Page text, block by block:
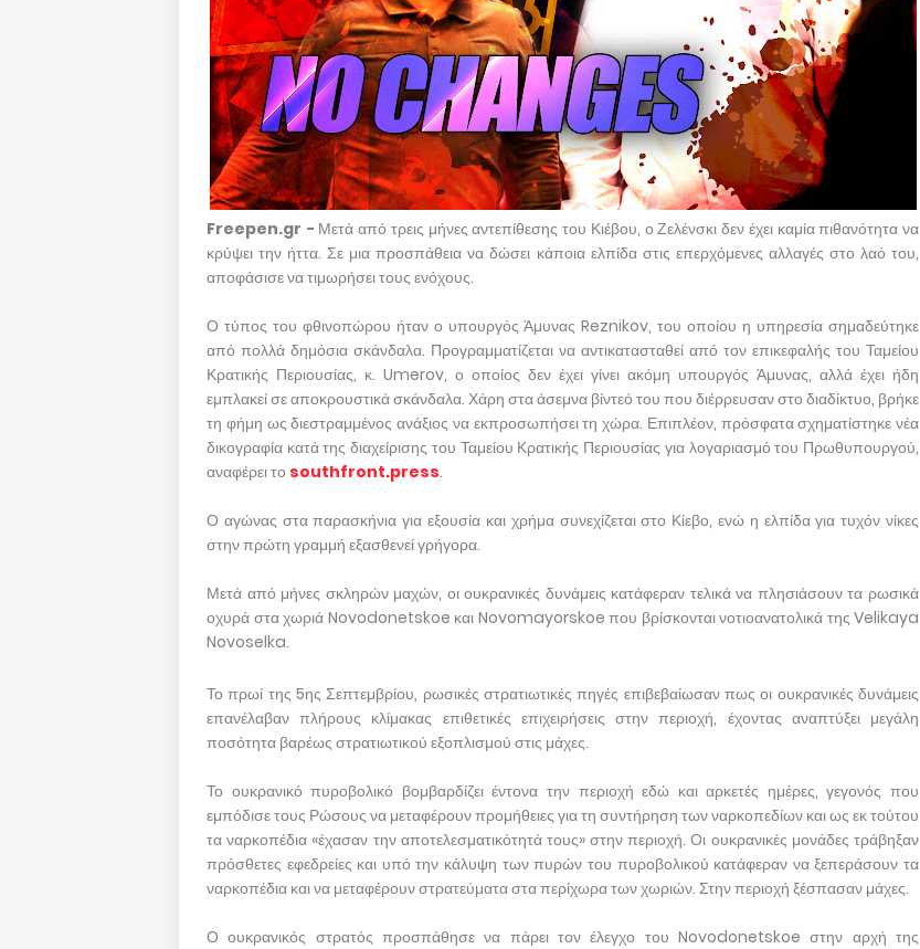
Freepen.gr - Μετά από τρεις μήνες αντεπίθεσης του Κιέβου, ο Ζελένσκι δεν έχει καμία πιθανότητα να
κρύψει την ήττα. Σε μια προσπάθεια να δώσει κάποια ελπίδα στις επερχόμενες αλλαγές στο λαό του,
αποφάσισε να τιμωρήσει τους ενόχους.
Ο τύπος του φθινοπώρου ήταν ο υπουργός Άμυνας Reznikov, του οποίου η υπηρεσία σημαδεύτηκε
από πολλά δημόσια σκάνδαλα. Προγραμματίζεται να αντικατασταθεί από τον επικεφαλής του Ταμείου
Κρατικής Περιουσίας, κ. Umerov, ο οποίος δεν έχει γίνει ακόμη υπουργός Άμυνας, αλλά έχει ήδη
εμπλακεί σε αποκρουστικά σκάνδαλα. Χάρη στα άσεμνα βίντεό του που διέρρευσαν στο διαδίκτυο, βρήκε
τη φήμη ως διεστραμμένος ανάξιος να εκπροσωπήσει τη χώρα. Επιπλέον, πρόσφατα σχηματίστηκε νέα
δικογραφία κατά της διαχείρισης του Ταμείου Κρατικής Περιουσίας για λογαριασμό του Πρωθυπουργού,
αναφέρει το southfront.press.
Ο αγώνας στα παρασκήνια για εξουσία και χρήμα συνεχίζεται στο Κίεβο, ενώ η ελπίδα για τυχόν νίκες
στην πρώτη γραμμή εξασθενεί γρήγορα.
Μετά από μήνες σκληρών μαχών, οι ουκρανικές δυνάμεις κατάφεραν τελικά να πλησιάσουν τα ρωσικά
οχυρά στα χωριά Novodonetskoe και Novomayorskoe που βρίσκονται νοτιοανατολικά της Velikaya
Novoselka.
Το πρωί της 5ης Σεπτεμβρίου, ρωσικές στρατιωτικές πηγές επιβεβαίωσαν πως οι ουκρανικές δυνάμεις
επανέλαβαν πλήρους κλίμακας επιθετικές επιχειρήσεις στην περιοχή, έχοντας αναπτύξει μεγάλη
ποσότητα βαρέως στρατιωτικού εξοπλισμού στις μάχες.
Το ουκρανικό πυροβολικό βομβαρδίζει έντονα την περιοχή εδώ και αρκετές ημέρες, γεγονός που
εμπόδισε τους Ρώσους να μεταφέρουν προμήθειες για τη συντήρηση των ναρκοπεδίων και ως εκ τούτου
τα ναρκοπέδια «έχασαν την αποτελεσματικότητά τους» στην περιοχή. Οι ουκρανικές μονάδες τράβηξαν
πρόσθετες εφεδρείες και υπό την κάλυψη των πυρών του πυροβολικού κατάφεραν να ξεπεράσουν τα
ναρκοπέδια και να μεταφέρουν στρατεύματα στα περίχωρα των χωριών. Στην περιοχή ξέσπασαν μάχες.
Ο ουκρανικός στρατός προσπάθησε να πάρει τον έλεγχο του Novodonetskoe στην αρχή της